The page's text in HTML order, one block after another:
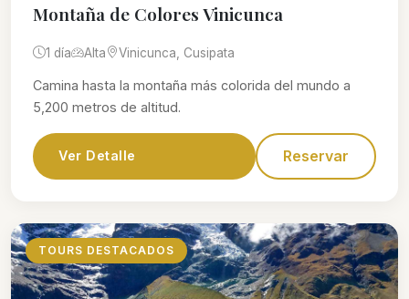
Montaña de Colores Vinicunca
1 día Alta Vinicunca, Cusipata
Camina hasta la montaña más colorida del mundo a
5,200 metros de altitud.
Ver Detalle Reservar
TOURS DESTACADOS